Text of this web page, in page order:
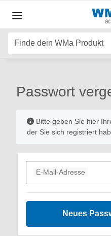
Passwort
x
Bitte geben Sie hier
der Sie sich registriert
E-Mail-Adresse
Neues